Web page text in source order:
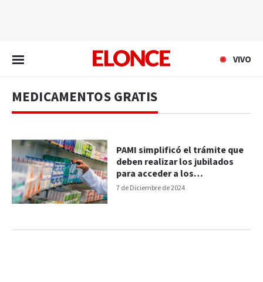
VIVO
MEDICAMENTOS GRATIS
7 de Diciembre de 2024
PAMI simplificó el trámite que
deben realizar los jubilados
para acceder a los
medicamentos gratuitos